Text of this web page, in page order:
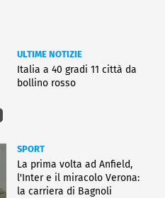
ULTIME NOTIZIE
Italia a 40 gradi 11 città da
bollino rosso
SPORT
La prima volta ad Anfield,
l'Inter e il miracolo Verona:
la carriera di Bagnoli